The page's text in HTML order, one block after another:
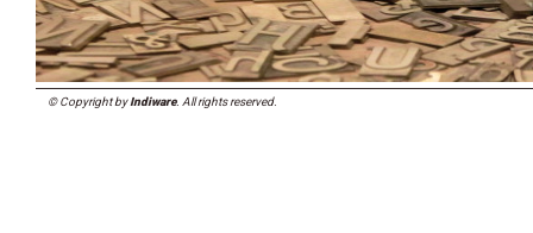
© Copyright byIndiware. All rights reserved.